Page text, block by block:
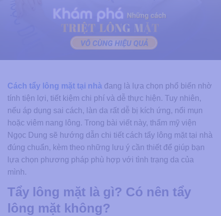
Cách tẩy lông mặt tại nhà đang là lựa chọn phổ biến nhờ
tính tiện lợi, tiết kiệm chi phí và dễ thực hiện. Tuy nhiên,
nếu áp dụng sai cách, làn da rất dễ bị kích ứng, nổi mụn
hoặc viêm nang lông. Trong bài viết này, thẩm mỹ viện
Ngọc Dung sẽ hướng dẫn chi tiết cách tẩy lông mặt tại nhà
đúng chuẩn, kèm theo những lưu ý cần thiết để giúp bạn
lựa chọn phương pháp phù hợp với tình trạng da của
mình.
Tẩy lông mặt là gì? Có nên tẩy
lông mặt không?